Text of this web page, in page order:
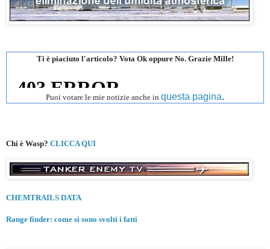
Ti è piaciuto l'articolo? Vota Ok oppure No. Grazie Mille!
Puoi votare le mie notizie anche in questa pagina.
Chi è Wasp? CLICCA QUI
CHEMTRAILS DATA
Range finder: come si sono svolti i fatti